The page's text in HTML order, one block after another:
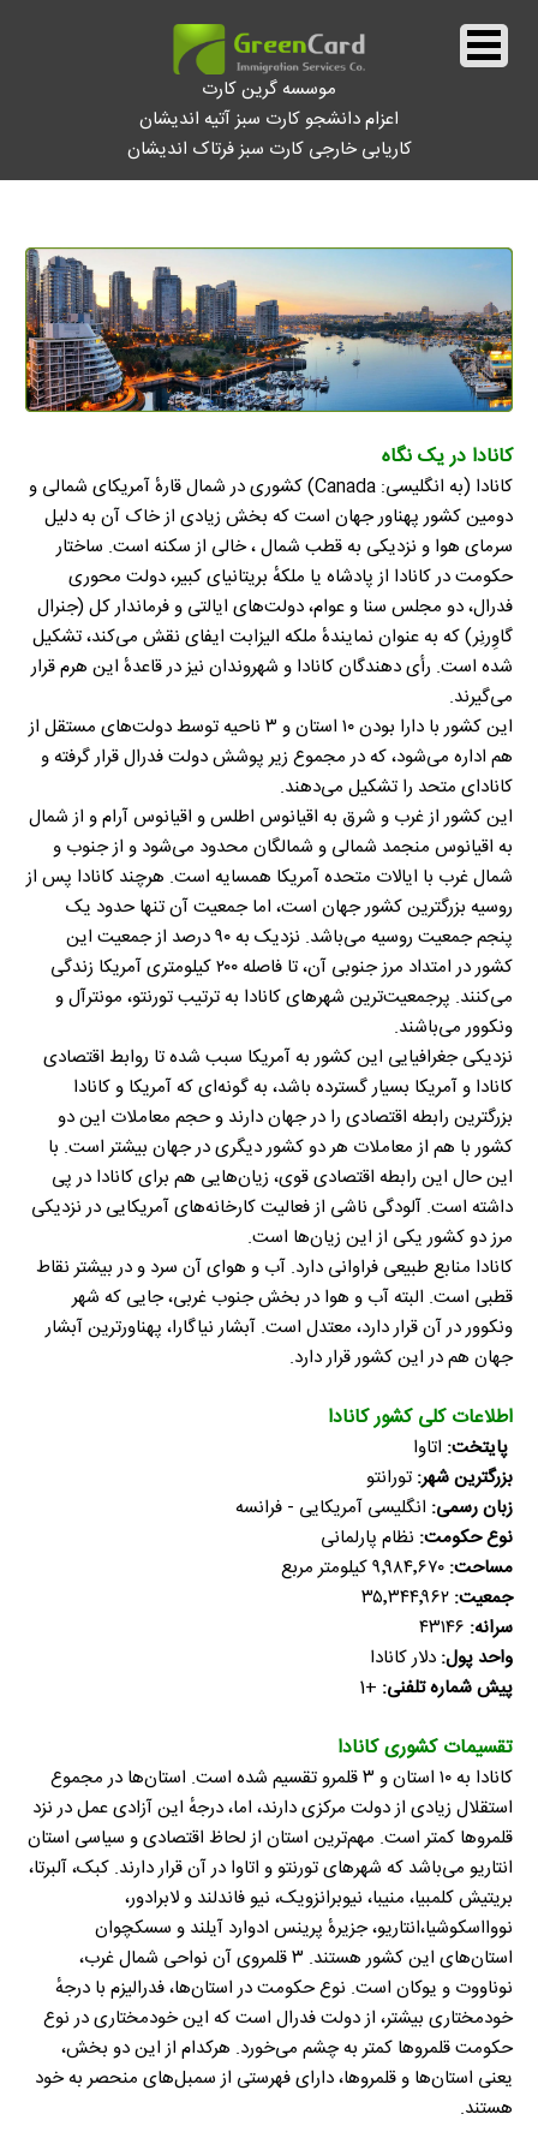
موسسه گرین کارت
اعزام دانشجو کارت سبز آتیه اندیشان
کاریابی خارجی کارت سبز فرتاک اندیشان
||کانادا||
کانادا در یک نگاه
کانادا (به انگلیسی: Canada) کشوری در شمال قارهٔ آمریکای شمالی و
دومین کشور پهناور جهان است که بخش زیادی از خاک آن به دلیل
سرمای هوا و نزدیکی به قطب شمال ، خالی از سکنه است. ساختار
حکومت در کانادا از پادشاه یا ملکهٔ بریتانیای کبیر، دولت محوری
فدرال، دو مجلس سنا و عوام، دولت‌های ایالتی و فرماندار کل (جنرال
گاوِرنِر) که به عنوان نمایندهٔ ملکه الیزابت ایفای نقش می‌کند، تشکیل
شده است. رأی دهندگان کانادا و شهروندان نیز در قاعدهٔ این هرم قرار
می‌گیرند.
این کشور با دارا بودن ۱۰ استان و ۳ ناحیه توسط دولت‌های مستقل از
هم اداره می‌شود، که در مجموع زیر پوشش دولت فدرال قرار گرفته و
کانادای متحد را تشکیل می‌دهند.
این کشور از غرب و شرق به اقیانوس اطلس و اقیانوس آرام و از شمال
به اقیانوس منجمد شمالی و شمالگان محدود می‌شود و از جنوب و
شمال غرب با ایالات متحده آمریکا همسایه است. هرچند کانادا پس از
روسیه بزرگترین کشور جهان است، اما جمعیت آن تنها حدود یک
پنجم جمعیت روسیه می‌باشد. نزدیک به ۹۰ درصد از جمعیت این
کشور در امتداد مرز جنوبی آن، تا فاصله ۲۰۰ کیلومتری آمریکا زندگی
می‌کنند. پرجمعیت‌ترین شهرهای کانادا به ترتیب تورنتو، مونترآل و
ونکوور می‌باشند.
نزدیکی جغرافیایی این کشور به آمریکا سبب شده تا روابط اقتصادی
کانادا و آمریکا بسیار گسترده باشد، به گونه‌ای که آمریکا و کانادا
بزرگترین رابطه اقتصادی را در جهان دارند و حجم معاملات این دو
کشور با هم از معاملات هر دو کشور دیگری در جهان بیشتر است. با
این حال این رابطه اقتصادی قوی، زیان‌هایی هم برای کانادا در پی
داشته است. آلودگی ناشی از فعالیت کارخانه‌های آمریکایی در نزدیکی
مرز دو کشور یکی از این زیان‌ها است.
کانادا منابع طبیعی فراوانی دارد. آب و هوای آن سرد و در بیشتر نقاط
قطبی است. البته آب و هوا در بخش جنوب غربی، جایی که شهر
ونکوور در آن قرار دارد، معتدل است. آبشار نیاگارا، پهناورترین آبشار
جهان هم در این کشور قرار دارد.
اطلاعات کلی کشور کانادا
پایتخت: اتاوا
بزرگترین شهر: تورانتو
زبان رسمی: انگلیسی آمریکایی - فرانسه
نوع حکومت: نظام پارلمانی
مساحت: ۹٬۹۸۴٬۶۷۰ کیلومتر مربع
جمعیت: ۳۵٬۳۴۴٬۹۶۲
سرانه:
واحد پول: دلار کانادا
پیش شماره تلفنی: +1
تقسیمات کشوری کانادا
کانادا به ۱۰ استان و ۳ قلمرو تقسیم شده است. استان‌ها در مجموع
استقلال زیادی از دولت مرکزی دارند، اما، درجهٔ این آزادی عمل در نزد
قلمروها کمتر است. مهم‌ترین استان از لحاظ اقتصادی و سیاسی استان
انتاریو می‌باشد که شهرهای تورنتو و اتاوا در آن قرار دارند. کبک، آلبرتا،
بریتیش کلمبیا، منیبا، نیوبرانزویک، نیو فاندلند و لابرادور،
نووااسکوشیا،انتاریو، جزیرهٔ پرینس ادوارد آیلند و سسکچوان
استان‌های این کشور هستند. ۳ قلمروی آن نواحی شمال غرب،
نوناووت و یوکان است. نوع حکومت در استان‌ها، فدرالیزم با درجهٔ
خودمختاری بیشتر، از دولت فدرال است که این خودمختاری در نوع
حکومت قلمروها کمتر به چشم می‌خورد. هرکدام از این دو بخش،
یعنی استان‌ها و قلمروها، دارای فهرستی از سمبل‌های منحصر به خود
هستند.